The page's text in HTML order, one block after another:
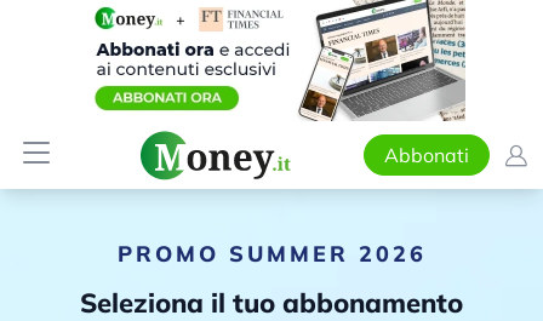
Abbonati
PROMO SUMMER 2026
Seleziona il tuo abbonamento